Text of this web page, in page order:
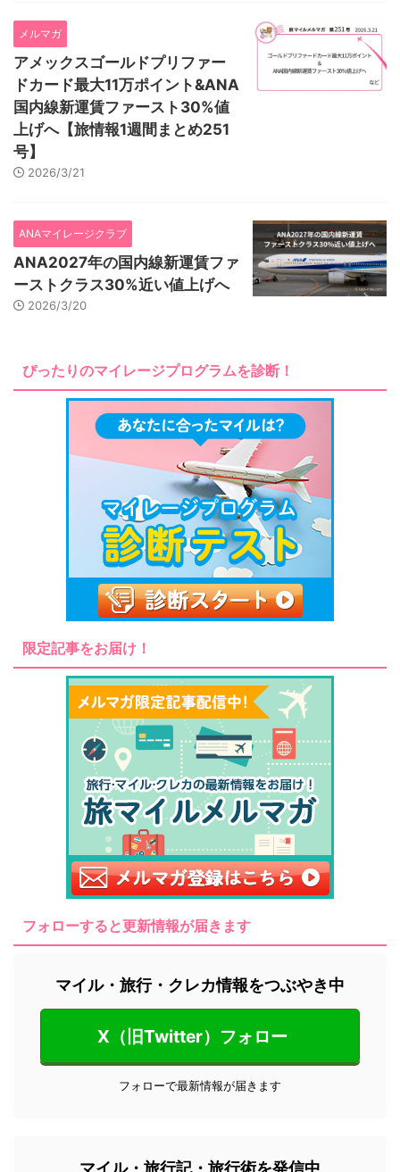
メルマガ
アメックスゴールドプリファー
ドカード最大11万ポイント&ANA
国内線新運賃ファースト30%値
上げへ【旅情報1週間まとめ251
号】
2026/3/21
ANAマイレージクラブ
ANA2027年の国内線新運賃ファ
ーストクラス30%近い値上げへ
2026/3/20
ぴったりのマイレージプログラムを診断！
限定記事をお届け！
フォローすると更新情報が届きます
マイル・旅行・クレカ情報をつぶやき中
X（旧Twitter）フォロー
フォローで最新情報が届きます